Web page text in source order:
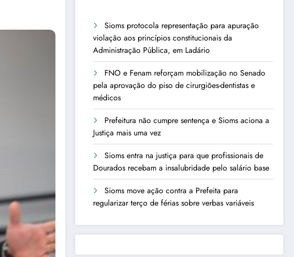
Sioms protocola representação para apuração
violação aos princípios constitucionais da
Administração Pública, em Ladário
FNO e Fenam reforçam mobilização no Senado
pela aprovação do piso de cirurgiões-dentistas e
médicos
Prefeitura não cumpre sentença e Sioms aciona a
Justiça mais uma vez
Sioms entra na justiça para que profissionais de
Dourados recebam a insalubridade pelo salário base
Sioms move ação contra a Prefeita para
regularizar terço de férias sobre verbas variáveis